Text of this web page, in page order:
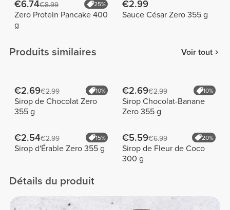
€6.74€8.99 25%
Zero Protein Pancake 400
g
€2.99
Sauce César Zero 355 g
Produits similaires Voir tout
€2.69€2.99 10%
Sirop de Chocolat Zero
355 g
€2.69€2.99 10%
Sirop Chocolat-Banane
Zero 355 g
€2.54€2.99 15%
Sirop d'Érable Zero 355 g
€5.59€6.99 20%
Sirop de Fleur de Coco
300 g
Détails du produit